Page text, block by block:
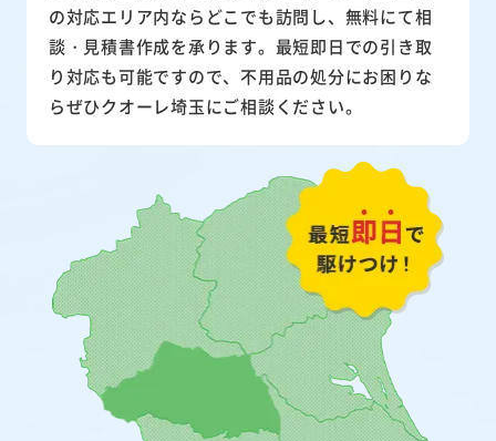
の対応エリア内ならどこでも訪問し、無料にて相
談・見積書作成を承ります。最短即日での引き取
り対応も可能ですので、不用品の処分にお困りな
らぜひクオーレ埼玉にご相談ください。